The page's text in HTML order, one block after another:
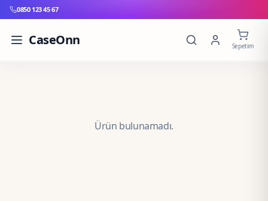
0850 123 45 67
CaseOnn Sepetim
Ürün bulunamadı.